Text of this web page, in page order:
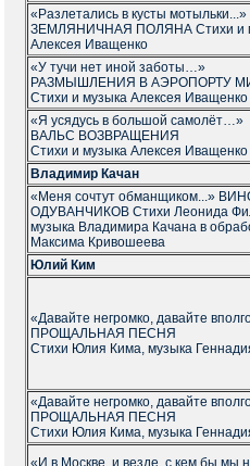
«Разлетались в кусты мотыльки...»
ЗЕМЛЯНИЧНАЯ ПОЛЯНА Стихи и
Алексея Иващенко
«У тучи нет иной заботы…»
РАЗМЫШЛЕНИЯ В АЭРОПОРТУ
Стихи и музыка Алексея Иващенко
«Я усядусь в большой самолёт…»
ВАЛЬС ВОЗВРАЩЕНИЯ
Стихи и музыка Алексея Иващенко
Владимир Качан
«Меня сочтут обманщиком...»
ОДУВАНЧИКОВ Стихи Леонида
музыка Владимира Качана в
Максима Кривошеева
Юлий Ким
«Давайте негромко, давайте
ПРОЩАЛЬНАЯ ПЕСНЯ
Стихи Юлия Кима, музыка
«Давайте негромко, давайте
ПРОЩАЛЬНАЯ ПЕСНЯ
Стихи Юлия Кима, музыка
«И в Москве, и везде, с кем бы мы